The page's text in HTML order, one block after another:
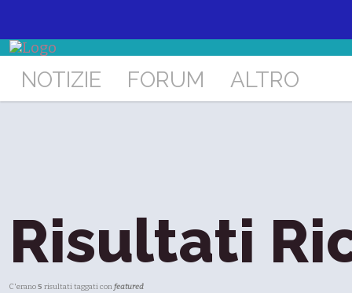
NOTIZIE FORUM ALTRO
Risultati
C'erano5 risultati taggati confeatured